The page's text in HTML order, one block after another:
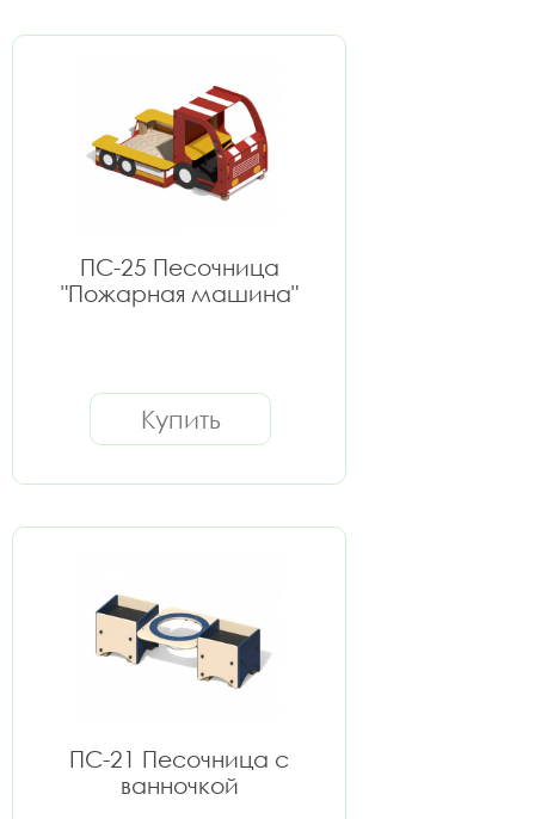
ПС-25 Песочница
"Пожарная машина"
Купить
ПС-21 Песочница с
ванночкой